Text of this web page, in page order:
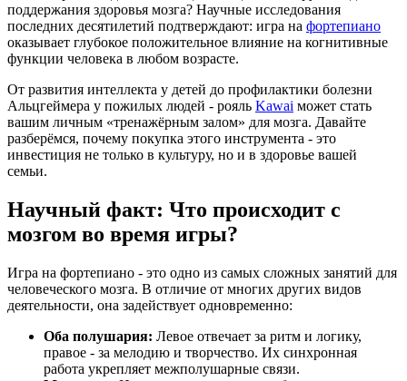
поддержания здоровья мозга? Научные исследования
последних десятилетий подтверждают: игра на фортепиано
оказывает глубокое положительное влияние на когнитивные
функции человека в любом возрасте.
От развития интеллекта у детей до профилактики болезни
Альцгеймера у пожилых людей - рояль Kawai может стать
вашим личным «тренажёрным залом» для мозга. Давайте
разберёмся, почему покупка этого инструмента - это
инвестиция не только в культуру, но и в здоровье вашей
семьи.
Научный факт: Что происходит с
мозгом во время игры?
Игра на фортепиано - это одно из самых сложных занятий для
человеческого мозга. В отличие от многих других видов
деятельности, она задействует одновременно:
Оба полушария: Левое отвечает за ритм и логику,
правое - за мелодию и творчество. Их синхронная
работа укрепляет межполушарные связи.